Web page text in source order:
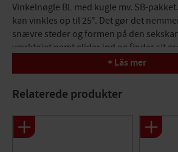
Vinkelnøgle BL med kugle mv. SB-
kan vinkles op til 25°. Det gør det
snævre steder og formen på den
værktøjet nemt glider ind og finder sit
Enden uden kugle bruges til at spænde
behov for et højere moment.
Måle
Størrelse: 10mm, Længde: 190mm
+ Läs mer
Relaterede produkter